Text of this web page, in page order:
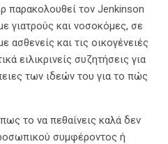
παρακολουθεί τον Jenkinson
γιατρούς και νοσοκόμες, σε
ασθενείς και τις οικογένειές
ειλικρινείς συζητήσεις για
των ιδεών του για το πώς
το να πεθαίνεις καλά δεν
συμφέροντος ή